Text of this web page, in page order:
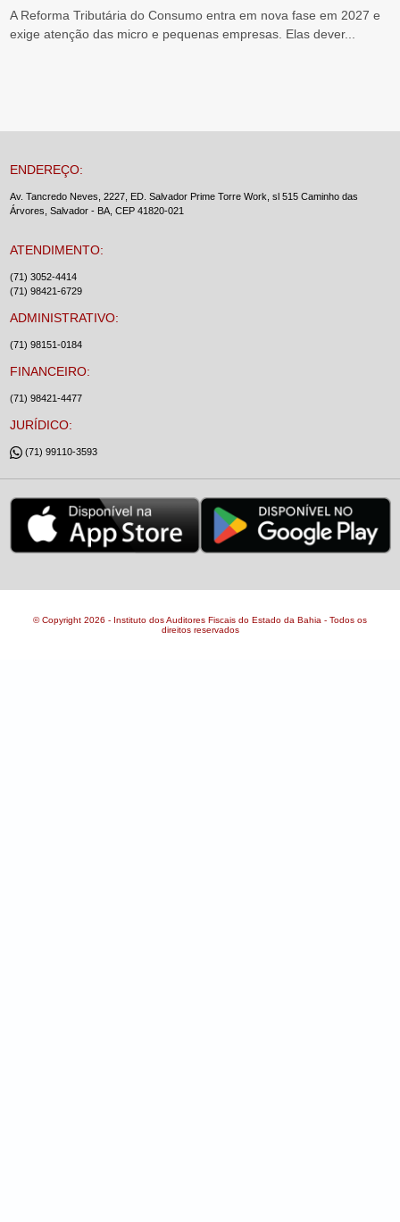
A Reforma Tributária do Consumo entra em nova fase em 2027 e
exige atenção das micro e pequenas empresas. Elas dever...
ENDEREÇO:
Av. Tancredo Neves, 2227, ED. Salvador Prime Torre Work, sl 515 Caminho das
Árvores, Salvador - BA, CEP 41820-021
ATENDIMENTO:
(71) 3052-4414
(71) 98421-6729
ADMINISTRATIVO:
(71) 98151-0184
FINANCEIRO:
(71) 98421-4477
JURÍDICO:
(71) 99110-3593
© Copyright 2026 - Instituto dos Auditores Fiscais do Estado da Bahia - Todos os
direitos reservados